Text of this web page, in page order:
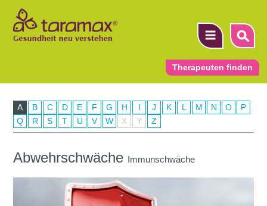
Therapeuten finden
A B C D E F G H I J K L M N O
P
Q
R S T U V W X Y Z
Abwehrschwäche Immunschwäche